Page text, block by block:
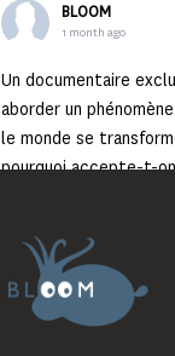
BLOOM
1 month ago
Un documentaire
aborder un
le monde se
pourquoi accepte-t-
Lisez jusqu’au bout
notre chaîne Youtube
découvrir un film qui
importantes : des